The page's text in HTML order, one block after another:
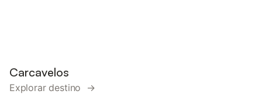
Carcavelos
Explorar destino →